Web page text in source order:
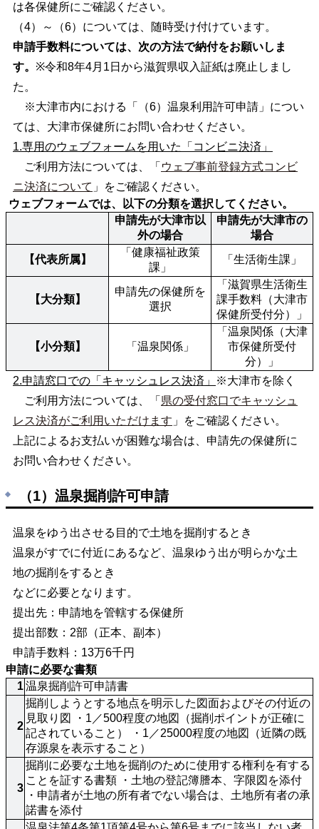
は各保健所にご確認ください。
（4）～（6）については、随時受け付けています。
申請手数料については、次の方法で納付をお願いしま
す。 ※令和8年4月1日から滋賀県収入証紙は廃止しまし
た。
※大津市内における「（6）温泉利用許可申請」につい
ては、大津市保健所にお問い合わせください。
1.専用のウェブフォームを用いた「コンビニ決済」
ご利用方法については、「 ウェブ事前登録方式コンビ
ニ決済について 」をご確認ください。
ウェブフォームでは、以下の分類を選択してください。
申請先が大津市以
外の場合
申請先が大津市の
場合
【代表所属】
「健康福祉政策
課」
「生活衛生課」
【大分類】
申請先の保健所を
選択
「滋賀県生活衛生
課手数料（大津市
保健所受付分）」
【小分類】 「温泉関係」
「温泉関係（大津
市保健所受付
分）」
2.申請窓口での「キャッシュレス決済」
※大津市を除く
ご利用方法については、「 県の受付窓口でキャッシュ
レス決済がご利用いただけます 」をご確認ください。
上記によるお支払いが困難な場合は、申請先の保健所に
お問い合わせください。
（1）温泉掘削許可申請
温泉をゆう出させる目的で土地を掘削するとき
温泉がすでに付近にあるなど、温泉ゆう出が明らかな土
地の掘削をするとき
などに必要となります。
提出先：申請地を管轄する保健所
提出部数：2部（正本、副本）
申請手数料：13万6千円
申請に必要な書類
1温泉掘削許可申請書
2
掘削しようとする地点を明示した図面およびその付近の
見取り図 ・1／500程度の地図（掘削ポイントが正確に
記されていること） ・1／25000程度の地図（近隣の既
存源泉を表示すること）
3
掘削に必要な土地を掘削のために使用する権利を有する
ことを証する書類 ・土地の登記簿謄本、字限図を添付
・申請者が土地の所有者でない場合は、土地所有者の承
諾書を添付